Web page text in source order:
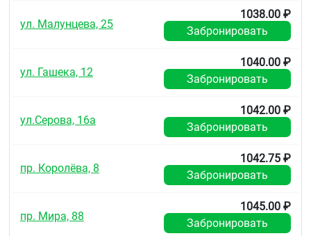
ул. Малунцева, 25
1038.00 ₽
Забронировать
ул. Гашека, 12
1040.00 ₽
Забронировать
ул.Серова, 16а
1042.00 ₽
Забронировать
пр. Королёва, 8
1042.75 ₽
Забронировать
пр. Мира, 88
1045.00 ₽
Забронировать